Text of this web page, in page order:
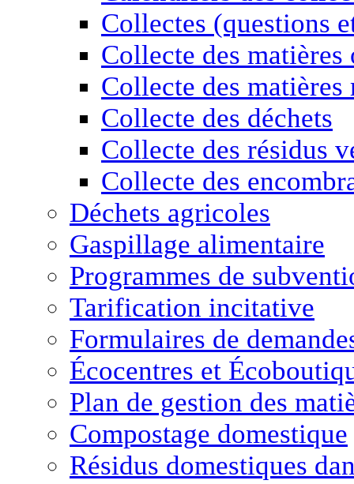
Collectes (questions
Collecte des matières
Collecte des matières
Collecte des déchets
Collecte des résidus
Collecte des
Déchets agricoles
Gaspillage alimentaire
Programmes de
Tarification incitative
Formulaires de
Écocentres et
Plan de gestion des
Compostage domestique
Résidus domestiques